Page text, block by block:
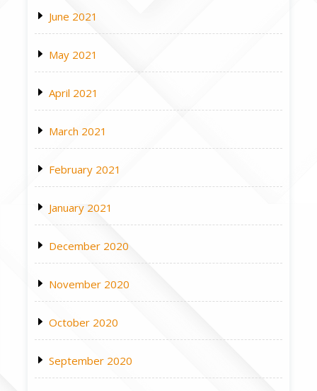
June 2021
May 2021
April 2021
March 2021
February 2021
January 2021
December 2020
November 2020
October 2020
September 2020